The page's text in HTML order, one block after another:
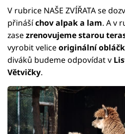
V rubrice NAŠE ZVÍŘATA se
přinášíchov alpak a lam. A v
zasezrenovujeme starou
vyrobit veliceoriginální
diváků budeme odpovídat v
Větvičky.